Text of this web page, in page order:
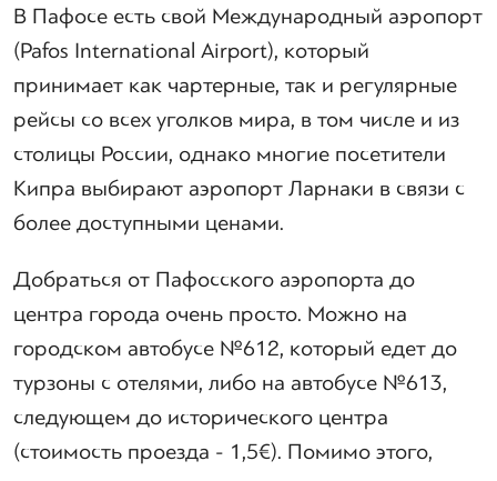
В Пафосе есть свой Международный аэропорт
(Pafos International Airport), который
принимает как чартерные, так и регулярные
рейсы со всех уголков мира, в том числе и из
столицы России, однако многие посетители
Кипра выбирают аэропорт Ларнаки в связи с
более доступными ценами.
Добраться от Пафосского аэропорта до
центра города очень просто. Можно на
городском автобусе №612, который едет до
турзоны с отелями, либо на автобусе №613,
следующем до исторического центра
(стоимость проезда - 1,5€). Помимо этого,